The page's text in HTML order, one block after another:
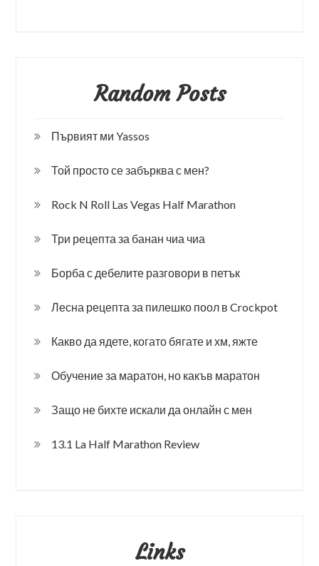
Random Posts
Първият ми Yassos
Той просто се забърква с мен?
Rock N Roll Las Vegas Half Marathon
Три рецепта за банан чиа чиа
Борба с дебелите разговори в петък
Лесна рецепта за пилешко поол в Crockpot
Какво да ядете, когато бягате и хм, яжте
Обучение за маратон, но какъв маратон
Защо не бихте искали да онлайн с мен
13.1 La Half Marathon Review
Links